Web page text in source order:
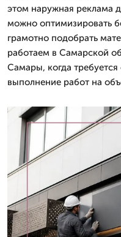
этом наружная реклама
можно оптимизировать
грамотно подобрать
работаем в Самарской
Самары, когда
выполнение работ на